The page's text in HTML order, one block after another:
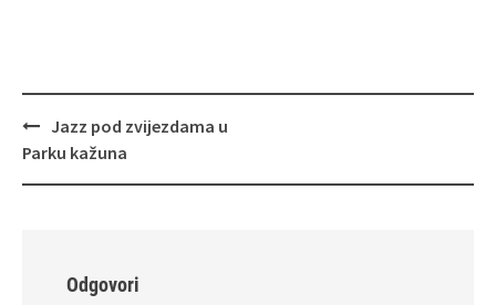
Navigacija
objava
Jazz pod zvijezdama u
Parku kažuna
Odgovori